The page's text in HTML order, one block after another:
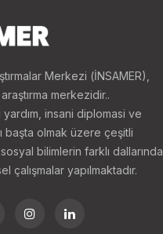
Merkezi (İNSAMER),
merkezidir..
insani diplomasi ve
başta olmak üzere çeşitli
bilimlerin farklı dallarında
çalışmalar yapılmaktadır.